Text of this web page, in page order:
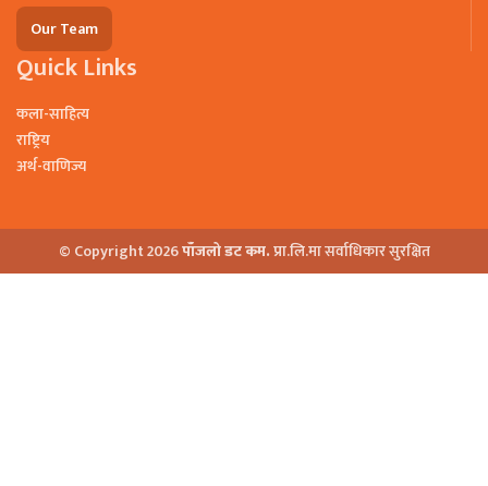
Our Team
Quick Links
कला-साहित्य
राष्ट्रिय
अर्थ-वाणिज्य
© Copyright 2026पाँजलो डट कम.प्रा.लि.मा सर्वाधिकार सुरक्षित